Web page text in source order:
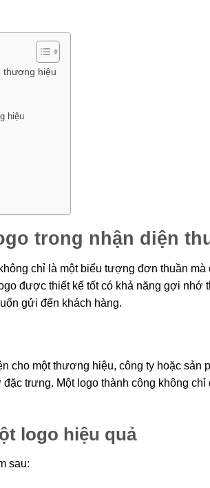
thương hiệu
hiệu
trong nhận diện
chỉ là một biểu tượng đơn thuần mà
được thiết kế tốt có khả năng gợi nhớ
gửi đến khách hàng.
cho một thương hiệu, công ty hoặc sản
trưng. Một logo thành công không
logo hiệu quả
sau: